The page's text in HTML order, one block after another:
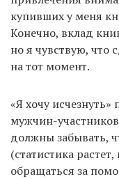
купивших у меня
Конечно, вклад
но я чувствую, что
на тот момент.
«Я хочу
мужчин-
должны забывать,
(статистика
обращаться за